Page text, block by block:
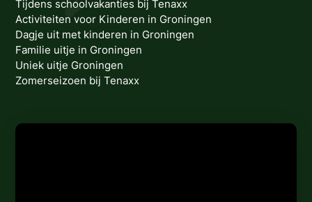
Tijdens schoolvakanties bij Tenaxx
Activiteiten voor Kinderen in Groningen
Dagje uit met kinderen in Groningen
Familie uitje in Groningen
Uniek uitje Groningen
Zomerseizoen bij Tenaxx